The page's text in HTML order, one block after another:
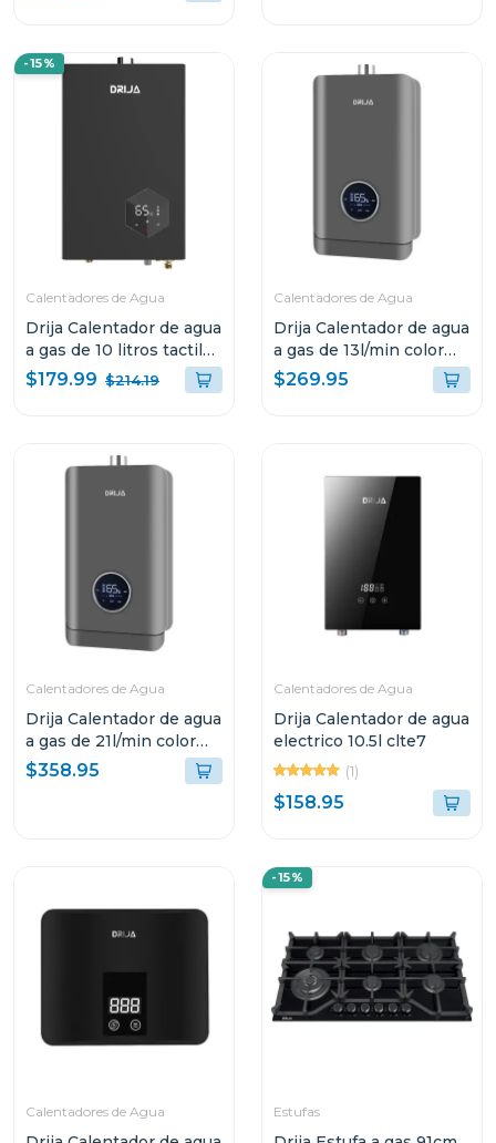
-15%
Calentadores de Agua
Drija Calentador de agua
a gas de 10 litros tactil
clt10l
$179.99 $214.19
Calentadores de Agua
Drija Calentador de agua
a gas de 13l/min color
silver
$269.95
Calentadores de Agua
Drija Calentador de agua
a gas de 21l/min color
silver clt21
$358.95
Calentadores de Agua
Drija Calentador de agua
electrico 10.5l clte7
(1)
$158.95
Calentadores de Agua
-15%
Estufas